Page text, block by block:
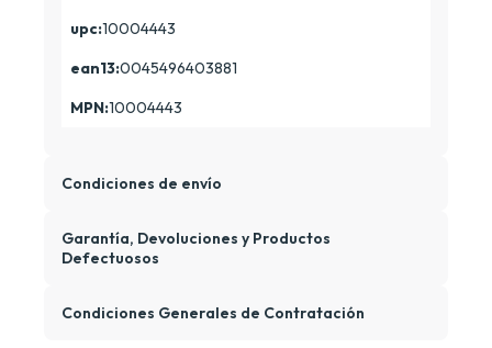
upc:10004443
ean13:0045496403881
MPN:10004443
Condiciones de envío
Garantía, Devoluciones y Productos
Defectuosos
Condiciones Generales de Contratación